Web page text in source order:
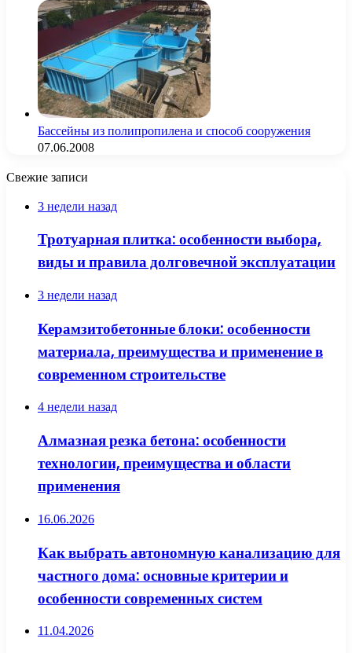
Бассейны из полипропилена и способ сооружения
07.06.2008
Свежие записи
3 недели назад
Тротуарная плитка: особенности выбора,
виды и правила долговечной эксплуатации
3 недели назад
Керамзитобетонные блоки: особенности
материала, преимущества и применение в
современном строительстве
4 недели назад
Алмазная резка бетона: особенности
технологии, преимущества и области
применения
16.06.2026
Как выбрать автономную канализацию для
частного дома: основные критерии и
особенности современных систем
11.04.2026